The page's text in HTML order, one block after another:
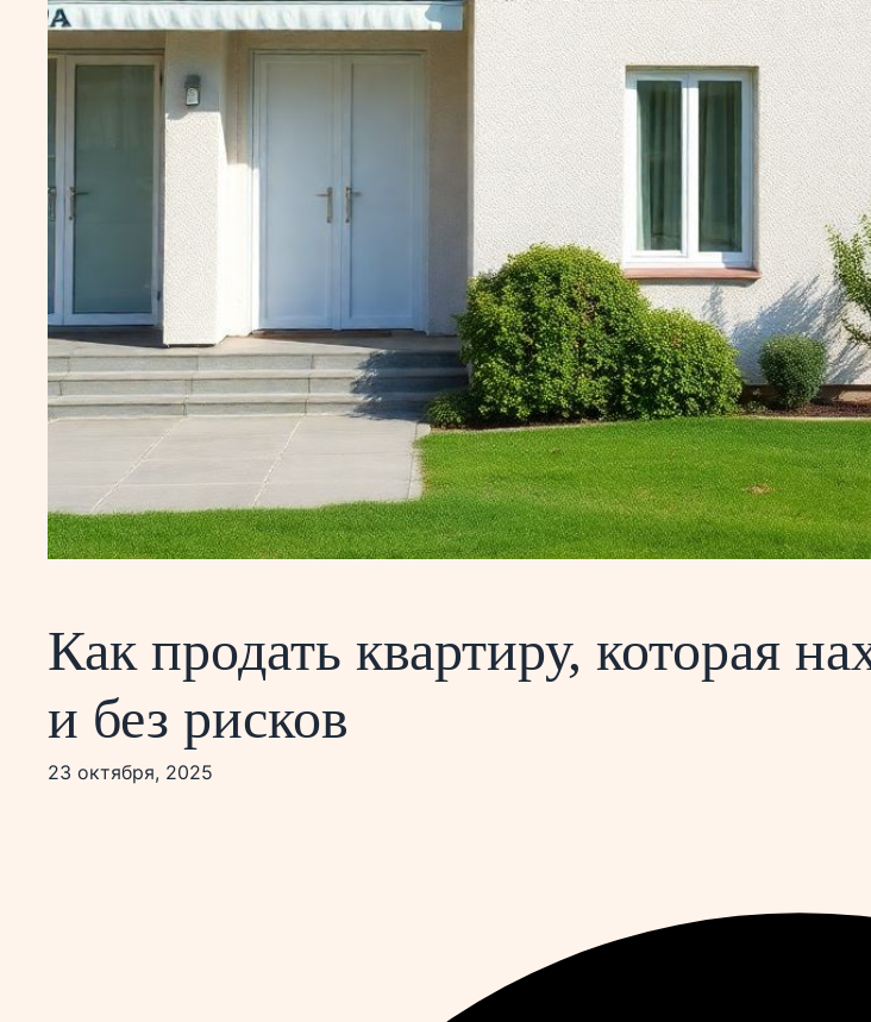
Как продать квартиру, которая
и без рисков
23 октября, 2025